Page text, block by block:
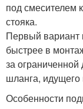
под смесителем
стояка.
Первый вариант
быстрее в
за
шланга,
Особенности